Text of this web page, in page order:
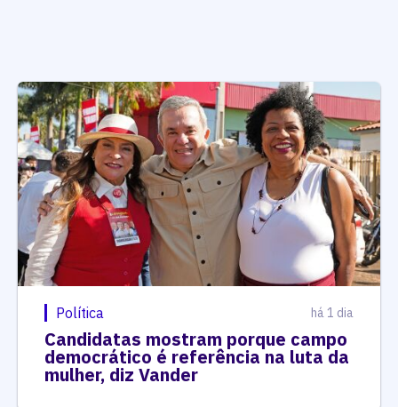
Política há 1 dia
Candidatas mostram porque campo
democrático é referência na luta da
mulher, diz Vander